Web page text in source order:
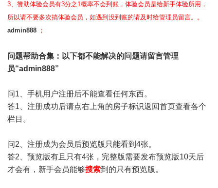
3、赞助体验会员有3分之1概率不会到账，体验会员是给新手体验所用，
所以请不要多次搞体验会员，如遇到没到账的请及时给管理员留言。。
admin888 ；
问题帮助合集 ：以下都不能解决的问题请留言管理
员“admin888”
问1、手机用户注册后不能查看任何东西。
答1、注册成功后请点右上角的房子标识返回首页查看各个
栏目。
问2、注册成为会员后预览版只能看到4张。
答2、预览版有且只有4张，完整版需要发布预览版10天后
才会有，新手会员能够搜索到的只有预览版。